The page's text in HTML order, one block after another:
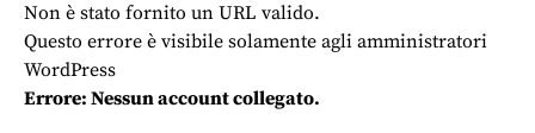
Non è stato fornito un URL valido.
Questo errore è visibile solamente agli amministratori
WordPress
Errore: Nessun account collegato.